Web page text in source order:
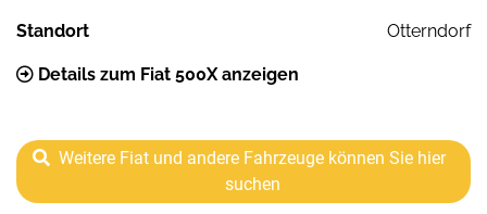
Standort Otterndorf
Details zum Fiat 500X anzeigen
Weitere Fiat und andere Fahrzeuge können Sie hier
suchen